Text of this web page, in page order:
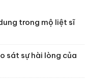
trong mộ liệt sĩ
sát sự hài lòng của